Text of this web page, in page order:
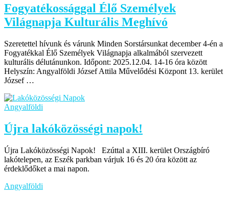
Fogyatékossággal Élő Személyek
Világnapja Kulturális Meghívó
Szeretettel hívunk és várunk Minden Sorstársunkat december 4-én a
Fogyatékkal Élő Személyek Világnapja alkalmából szervezett
kulturális délutánunkon. Időpont: 2025.12.04. 14-16 óra között
Helyszín: Angyalföldi József Attila Művelődési Központ 13. kerület
József …
Angyalföldi
Újra lakóközösségi napok!
Újra Lakóközösségi Napok! Ezúttal a XIII. kerület Országbíró
lakótelepen, az Eszék parkban várjuk 16 és 20 óra között az
érdeklődőket a mai napon.
Angyalföldi